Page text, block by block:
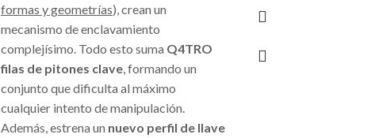
formas y geometrías), crean un
mecanismo de enclavamiento
complejísimo. Todo esto suma Q4TRO
filas de pitones clave , formando un
conjunto que dificulta al máximo
cualquier intento de manipulación.
Además, estrena un nuevo perfil de llave